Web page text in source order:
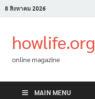
8 สิงหาคม 2026
howlife.org
online magazine
MAIN MENU